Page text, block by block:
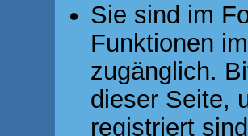
Sie sind im
Funktionen
zugänglich.
dieser Seite,
registriert